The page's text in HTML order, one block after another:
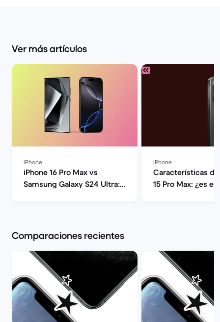
Ver más artículos
iPhone
iPhone 16 Pro Max vs
Samsung Galaxy S24 Ultra:
iPhone
Características
15 Pro Max: ¿es el
Comparaciones recientes